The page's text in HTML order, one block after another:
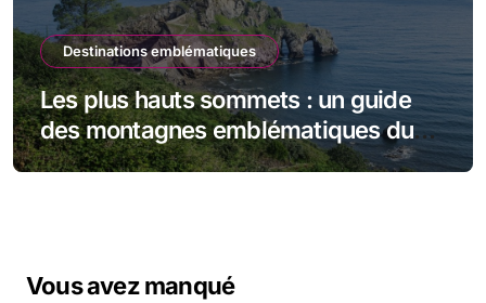
Destinations emblématiques
Les plus hauts sommets : un guide
des montagnes emblématiques du
monde
Vous avez manqué